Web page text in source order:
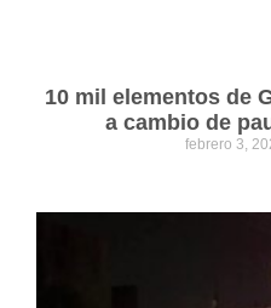
10 mil elementos de
a cambio de
febrero 3,